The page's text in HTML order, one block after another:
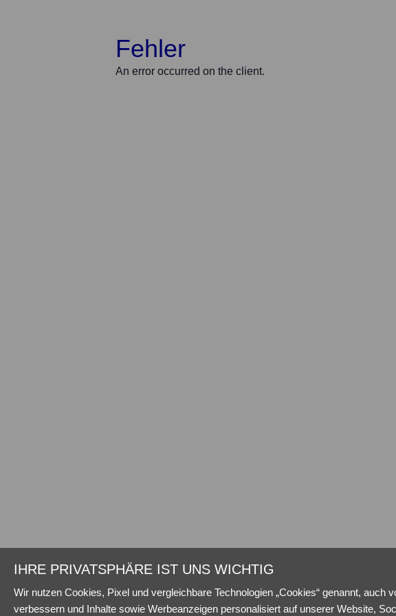
Fehler
An error occurred on the client.
IHRE PRIVATSPHÄRE IST UNS WICHTIG
Wir nutzen Cookies, Pixel und vergleichbare Technologien „Cookies“ genannt, auch
verbessern und Inhalte sowie Werbeanzeigen personalisiert auf unserer Website,